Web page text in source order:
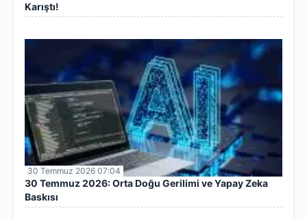
Karıştı!
30 Temmuz 2026 07:04
30 Temmuz 2026: Orta Doğu Gerilimi ve Yapay Zeka
Baskısı